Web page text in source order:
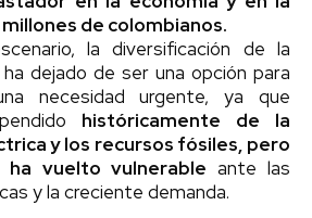
de colombianos.
la diversificación de la
dejado de ser una opción para
necesidad urgente, ya que
históricamente de la
y los recursos fósiles, pero
vuelto vulnerable ante las
y la creciente demanda.